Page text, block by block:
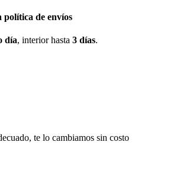
política de envíos
día, interior hasta 3 días.
te lo cambiamos sin costo